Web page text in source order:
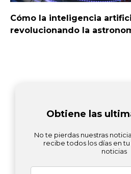
Cómo la inteligencia
revolucionando la
Obtiene las
No te pierdas nuestras
recibe todos los días en
noticias